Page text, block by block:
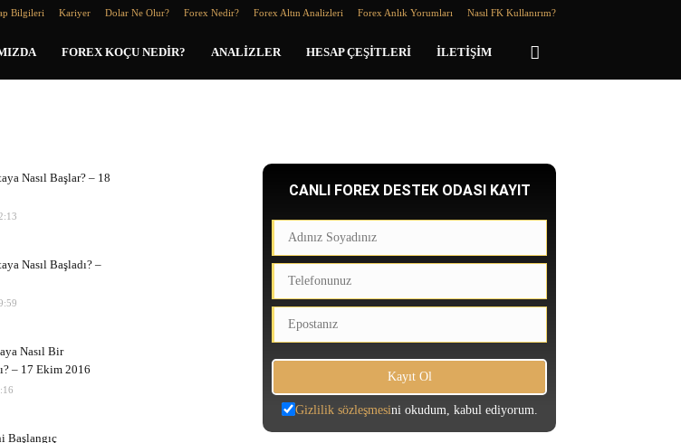
Bilgileri Kariyer Dolar Ne Olur? Forex Nedir? Forex Altın Analizleri Forex Anlık Yorumları Nasıl FK Kullanırım?
FOREX KOÇU NEDIR? ANALIZLER HESAP ÇEŞITLERI İLETIŞIM
Nasıl Başlar? – 18
Nasıl Başladı? –
Nasıl Bir
– 17 Ekim 2016
Başlangıç
CANLI FOREX DESTEK ODASI KAYIT
Gizlilik sözleşmesini okudum, kabul ediyorum.